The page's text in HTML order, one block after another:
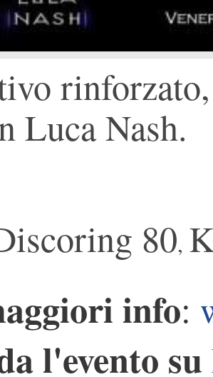
Luca Nash.
80,
info:
l'evento su